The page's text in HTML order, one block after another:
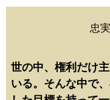
忠
世の中、権利だけ
いる。そんな中で